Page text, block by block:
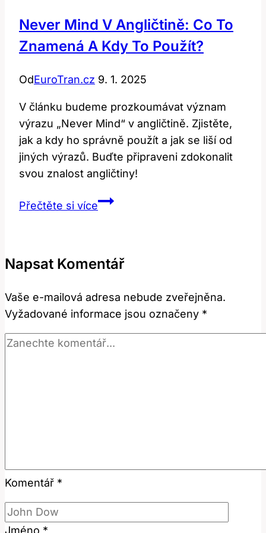
Never Mind V Angličtině: Co To
Znamená A Kdy To Použít?
OdEuroTran.cz 9. 1. 2025
V článku budeme prozkoumávat význam
výrazu „Never Mind“ v angličtině. Zjistěte,
jak a kdy ho správně použít a jak se liší od
jiných výrazů. Buďte připraveni zdokonalit
svou znalost angličtiny!
Přečtěte si víceNever
Co
znamená
a
kdy
to
Napsat Komentář
Vaše e-mailová adresa nebude zveřejněna.
Vyžadované informace jsou označeny *
Komentář *
Jméno *